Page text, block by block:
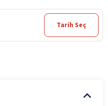
Tarih Seç